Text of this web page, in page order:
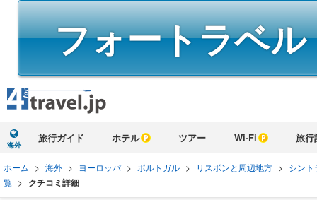
フォートラベ
海外
旅行ガイド ホテル ツアー Wi-Fi 旅行
ホーム > 海外 > ヨーロッパ > ポルトガル > リスボンと周辺地方 > シント
覧 > クチコミ詳細